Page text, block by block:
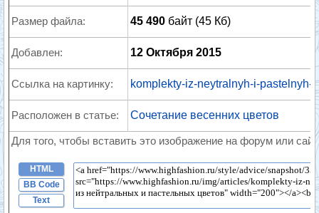
Размер файла: 45 490 байт (45 Кб)
Добавлен: 12 Октября 2015
Ссылка на картинку: komplekty-iz-neytralnyh-i-pastelnyh-
Расположен в статье: Сочетание весенних цветов
Для того, чтобы вставить это изображение на форум или
HTML
BB Code
Text